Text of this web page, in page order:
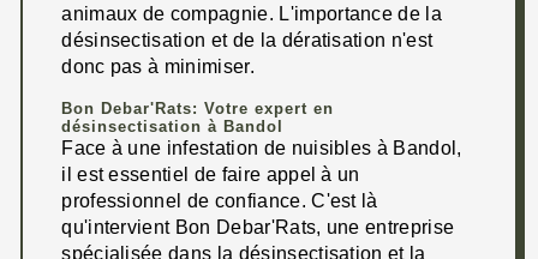
animaux de compagnie. L'importance de la
désinsectisation et de la dératisation n'est
donc pas à minimiser.
Bon Debar'Rats: Votre expert en
désinsectisation à Bandol
Face à une infestation de nuisibles à Bandol,
il est essentiel de faire appel à un
professionnel de confiance. C'est là
qu'intervient Bon Debar'Rats, une entreprise
spécialisée dans la désinsectisation et la